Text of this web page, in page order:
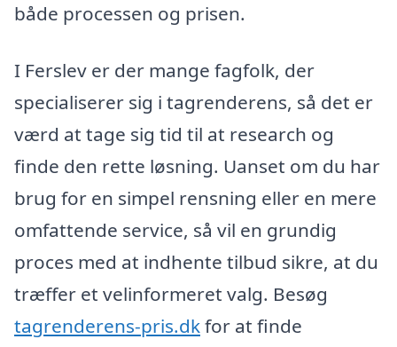
både processen og prisen.
I Ferslev er der mange fagfolk, der
specialiserer sig i tagrenderens, så det er
værd at tage sig tid til at research og
finde den rette løsning. Uanset om du har
brug for en simpel rensning eller en mere
omfattende service, så vil en grundig
proces med at indhente tilbud sikre, at du
træffer et velinformeret valg. Besøg
tagrenderens-pris.dkfor at finde